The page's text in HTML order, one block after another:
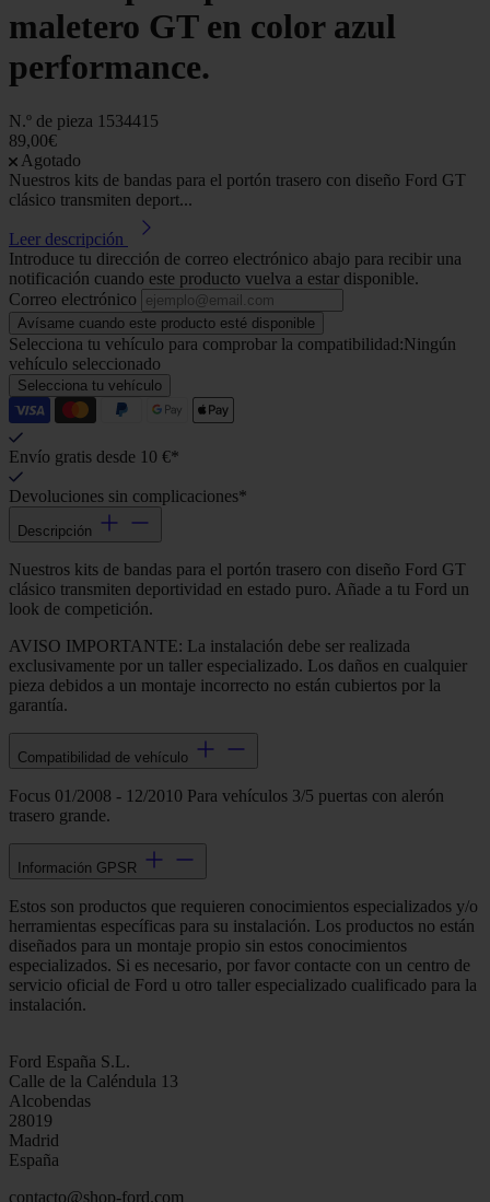
maletero GT en color azul
performance.
N.º de pieza 1534415
89,00€
Agotado
Nuestros kits de bandas para el portón trasero con diseño Ford GT
clásico transmiten deport...
Leer descripción
Introduce tu dirección de correo electrónico abajo para recibir una
notificación cuando este producto vuelva a estar disponible.
Correo electrónico
Avísame cuando este producto esté disponible
Selecciona tu vehículo para comprobar la compatibilidad:Ningún
vehículo seleccionado
Selecciona tu vehículo
Envío gratis desde 10 €*
Devoluciones sin complicaciones*
Descripción
Nuestros kits de bandas para el portón trasero con diseño Ford GT
clásico transmiten deportividad en estado puro. Añade a tu Ford un
look de competición.
AVISO IMPORTANTE: La instalación debe ser realizada
exclusivamente por un taller especializado. Los daños en cualquier
pieza debidos a un montaje incorrecto no están cubiertos por la
garantía.
Compatibilidad de vehículo
Focus 01/2008 - 12/2010 Para vehículos 3/5 puertas con alerón
trasero grande.
Información GPSR
Estos son productos que requieren conocimientos especializados y/o
herramientas específicas para su instalación. Los productos no están
diseñados para un montaje propio sin estos conocimientos
especializados. Si es necesario, por favor contacte con un centro de
servicio oficial de Ford u otro taller especializado cualificado para la
instalación.
Ford España S.L.
Calle de la Caléndula 13
Alcobendas
28019
Madrid
España
contacto@shop-ford.com